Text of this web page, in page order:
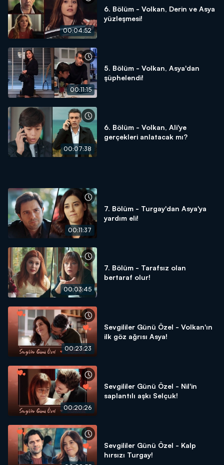
00:04:52
6. Bölüm - Volkan, Derin ve Asya
yüzleşmesi!
00:11:15
5. Bölüm - Volkan, Asya'dan
şüphelendi!
00:07:38
6. Bölüm - Volkan, Ali'ye
gerçekleri anlatacak mı?
00:11:37
7. Bölüm - Turgay'dan Asya'ya
yardım eli!
00:03:45
7. Bölüm - Tarafsız olan
bertaraf olur!
00:23:23
Sevgililer Günü Özel - Volkan'ın
ilk göz ağrısı Asya!
00:20:26
Sevgililer Günü Özel - Nil'in
saplantılı aşkı Selçuk!
Sevgililer Günü Özel - Kalp
hırsızı Turgay!